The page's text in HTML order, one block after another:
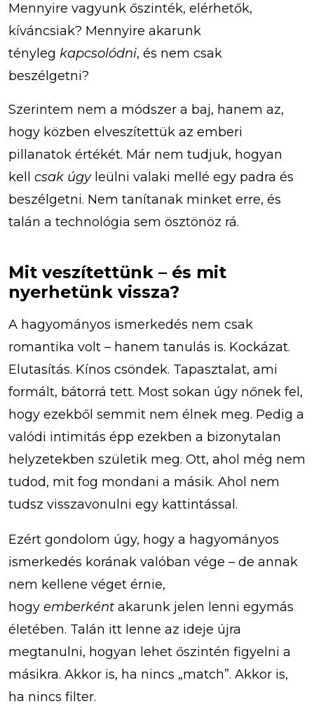
Mennyire vagyunk őszinték, elérhetők,
kíváncsiak? Mennyire akarunk
tényleg kapcsolódni, és nem csak
beszélgetni?
Szerintem nem a módszer a baj, hanem az,
hogy közben elveszítettük az emberi
pillanatok értékét. Már nem tudjuk, hogyan
kell csak úgyleülni valaki mellé egy padra és
beszélgetni. Nem tanítanak minket erre, és
talán a technológia sem ösztönöz rá.
Mit veszítettünk – és mit
nyerhetünk vissza?
A hagyományos ismerkedés nem csak
romantika volt – hanem tanulás is. Kockázat.
Elutasítás. Kínos csöndek. Tapasztalat, ami
formált, bátorrá tett. Most sokan úgy nőnek fel,
hogy ezekből semmit nem élnek meg. Pedig a
valódi intimitás épp ezekben a bizonytalan
helyzetekben születik meg. Ott, ahol még nem
tudod, mit fog mondani a másik. Ahol nem
tudsz visszavonulni egy kattintással.
Ezért gondolom úgy, hogy a hagyományos
ismerkedés korának valóban vége – de annak
nem kellene véget érnie,
hogy emberként akarunk jelen lenni egymás
életében. Talán itt lenne az ideje újra
megtanulni, hogyan lehet őszintén figyelni a
másikra. Akkor is, ha nincs „match”. Akkor is,
ha nincs filter.